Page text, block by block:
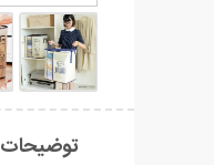
توضیحات